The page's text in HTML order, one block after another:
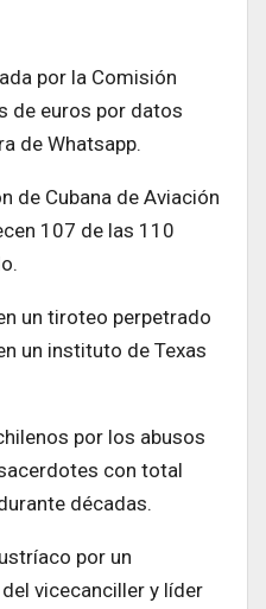
por la Comisión
de euros por datos
de Whatsapp.
de Cubana de Aviación
107 de las 110
un tiroteo perpetrado
un instituto de Texas
por los abusos
con total
décadas.
por un
vicecanciller y líder